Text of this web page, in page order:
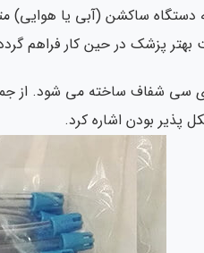
ساکشن (آبی یا هوایی)
بهتر پزشک در حین کار فراهم
سی شفاف ساخته می شود. از
پذیر بودن اشاره کرد.